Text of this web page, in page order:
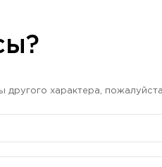
другого характера,